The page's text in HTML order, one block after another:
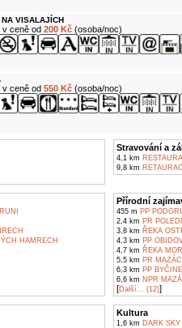
VISALAJÍCH
v ceně od 200 Kč(osoba/noc)
v ceně od 550 Kč(osoba/noc)
Stravování a
4,1 km
9,8 km
HAMRECH
Přírodní
455 m PP
2,4 km PR
3,8 km ŘEKA
4,3 km PP
4,7 km ŘEKA
5,5 km PR
6,3 km PP
6,6 km NPR
[Další... (12)]
Kultura
1,6 km DARK